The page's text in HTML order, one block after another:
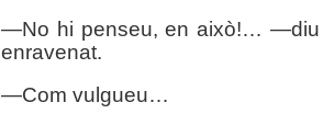
—No hi penseu, en això!… —diu
enravenat.
—Com vulgueu…